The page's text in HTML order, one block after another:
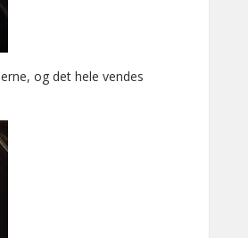
og det hele vendes